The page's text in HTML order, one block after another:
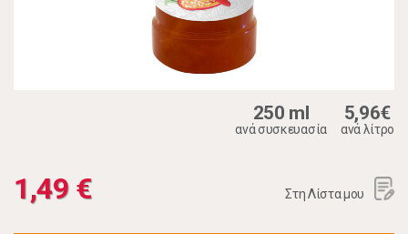
250 ml
ανά συσκευασία
5,96€
ανά λίτρο
1,49 € Στη Λίστα μου